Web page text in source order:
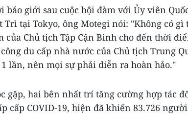
báo giới sau cuộc hội đàm với Ủy viên
Trì tại Tokyo, ông Motegi nói: "Không có gì
của Chủ tịch Tập Cận Bình cho đến thời
du cấp nhà nước của Chủ tịch Trung
lần, nên mọi sự phải diễn ra hoàn hảo."
gặp, hai bên nhất trí tăng cường hợp tác
cấp COVID-19, hiện đã khiến 83.726